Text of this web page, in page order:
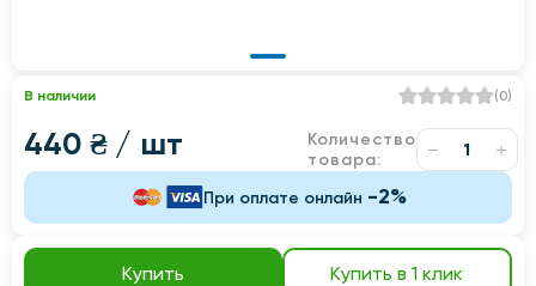
В наличии (0)
440 ₴/ шт
Количество
товара:
При оплате онлайн -2%
Купить Купить в 1 клик